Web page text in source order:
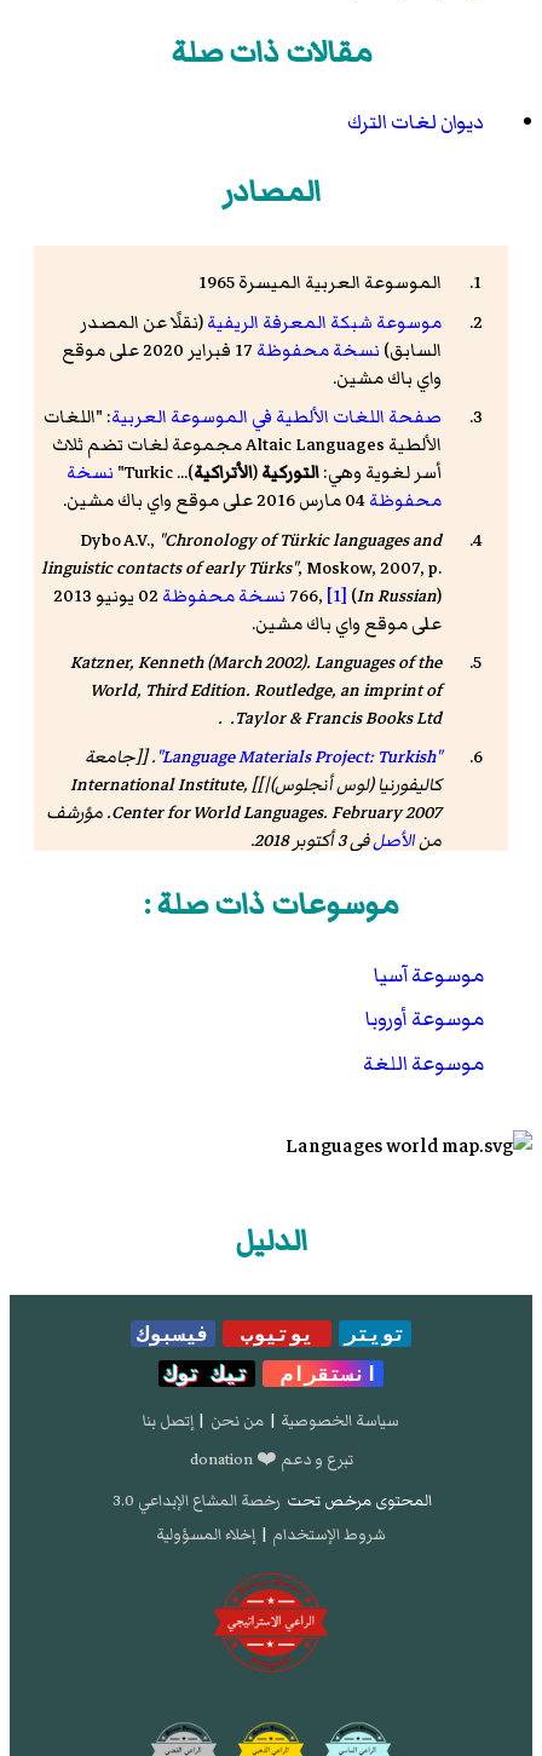
مقالات ذات صلة
ديوان لغات الترك
المصادر
الموسوعة العربية الميسرة 1965
موسوعة شبكة المعرفة الريفية(نقلًا عن المصدر
السابق) نسخة محفوظة
17 فبراير 2020 على موقع
واي باك مشين.
صفحة اللغات الألطية في الموسوعة العربية: "اللغات
الألطية Altaic Languages مجموعة لغات تضم ثلاث
أسر لغوية وهي:التوركية(الأتراكية)... Turkic"
نسخة
محفوظة
Dybo A.V., "Chronology of Türkic languages and
linguistic contacts of early Türks", Moskow, 2007, p.
766, [1] (In Russian) نسخة محفوظة
02 يونيو 2013
على موقع واي باك مشين.
Katzner, Kenneth (March 2002).Languages of the
World, Third Edition. Routledge, an imprint of
Taylor & Francis Books Ltd. .
"Language Materials Project: Turkish"
. [[جامعة
كاليفورنيا (لوس أنجلوس)|]] International Institute,
Center for World Languages. February 2007. مؤرشف
منالأصلفي 3 أكتوبر 2018 .
موسوعات ذات صلة :
موسوعة آسيا
موسوعة أوروبا
موسوعة اللغة
الدليل
تويتر يوتيوب
فيسبوك
انستقرام
تيك توك
سياسة الخصوصية | من نحن | إتصل بنا
تبرع و دعم ❤️ donation
المحتوى مرخص تحت رخصة المشاع الإبداعي 3.0
شروط الإستخدام | إخلاء المسؤولية